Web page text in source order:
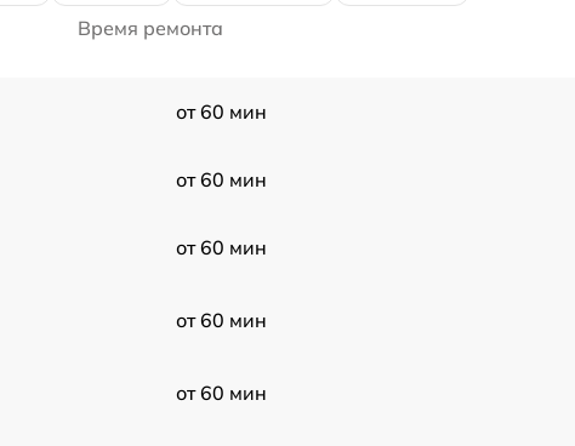
Время ремонта
от 60 мин
от 60 мин
от 60 мин
от 60 мин
от 60 мин